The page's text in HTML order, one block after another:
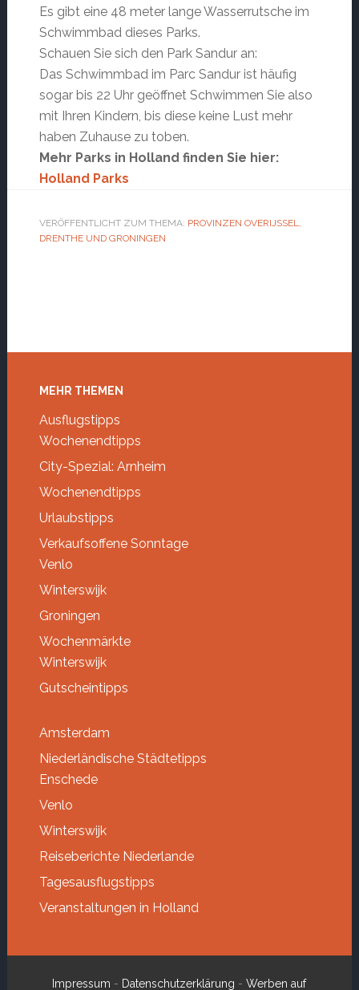
Es gibt eine 48 meter lange Wasserrutsche im
Schwimmbad dieses Parks.
Schauen Sie sich den Park Sandur an:
Das Schwimmbad im Parc Sandur ist häufig
sogar bis 22 Uhr geöffnet Schwimmen Sie also
mit Ihren Kindern, bis diese keine Lust mehr
haben Zuhause zu toben.
Mehr Parks in Holland finden Sie hier:
Holland Parks
VERÖFFENTLICHT ZUM THEMA: PROVINZEN OVERIJSSEL,
DRENTHE UND GRONINGEN
Footer
MEHR THEMEN
Ausflugstipps
Wochenendtipps
City-Spezial: Arnheim
Wochenendtipps
Urlaubstipps
Verkaufsoffene Sonntage
Venlo
Winterswijk
Groningen
Wochenmärkte
Winterswijk
Gutscheintipps
Amsterdam
Niederländische Städtetipps
Enschede
Venlo
Winterswijk
Reiseberichte Niederlande
Tagesausflugstipps
Veranstaltungen in Holland
Impressum - Datenschutzerklärung -Werben auf